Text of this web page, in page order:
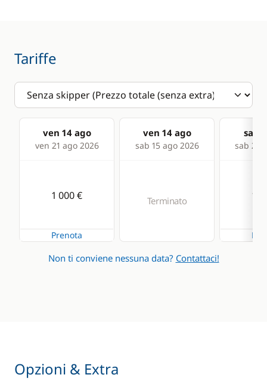
Tariffe
ven 14 ago
ven 21 ago 2026
ven 14 ago
sab 15 ago 2026
sab
sab 22
1 000 €
Prenota
Terminato 1
Non ti conviene nessuna data? Contattaci!
Opzioni & Extra